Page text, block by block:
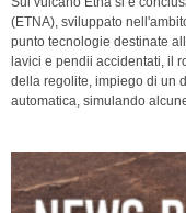
(ETNA), sviluppato
punto tecnologie destinate
lavici e pendii accidentati, il
della regolite, impiego di un
automatica, simulando